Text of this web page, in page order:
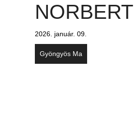
NORBERT
2026. január. 09.
Gyöngyös Ma